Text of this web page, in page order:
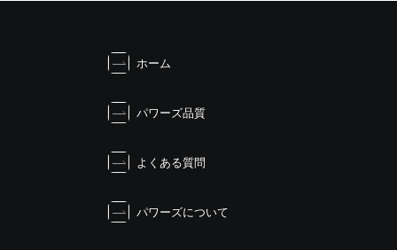
ホーム
パワーズ品質
よくある質問
パワーズについて